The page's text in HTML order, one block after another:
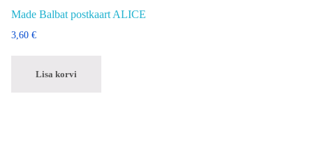
Made Balbat postkaart ALICE
3,60 €
Lisa korvi